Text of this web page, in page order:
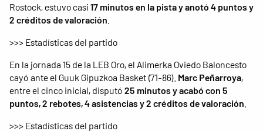
Rostock, estuvo casi 17 minutos en la pista y anotó 4 puntos y
2 créditos de valoración
>>> Estadísticas del partido
En la jornada 15 de la LEB Oro, el Alimerka Oviedo Baloncesto
cayó ante el Guuk Gipuzkoa Basket (71-86). Marc Peñarroya,
entre el cinco inicial, disputó 25 minutos y acabó con 5
puntos, 2 rebotes, 4 asistencias y 2 créditos de valoración
>>> Estadísticas del partido